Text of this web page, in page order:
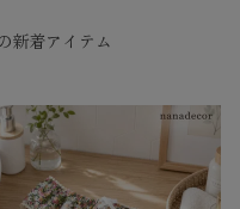
新着アイテム